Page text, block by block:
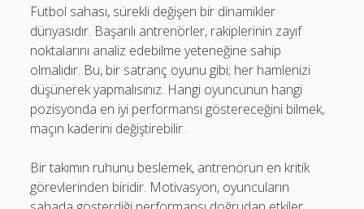
Futbol sahası, sürekli değişen bir dinamikler
dünyasıdır. Başarılı antrenörler, rakiplerinin zayıf
noktalarını analiz edebilme yeteneğine sahip
olmalıdır. Bu, bir satranç oyunu gibi; her hamlenizi
düşünerek yapmalısınız. Hangi oyuncunun hangi
pozisyonda en iyi performansı göstereceğini bilmek,
maçın kaderini değiştirebilir.
Bir takımın ruhunu beslemek, antrenörün en kritik
görevlerinden biridir. Motivasyon, oyuncuların